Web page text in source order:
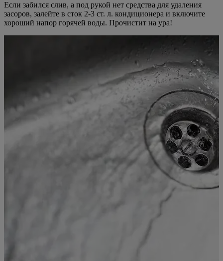
Если забился слив, а под рукой нет средства для удаления
засоров, залейте в сток 2-3 ст. л. кондиционера и включите
хороший напор горячей воды. Прочистит на ура!